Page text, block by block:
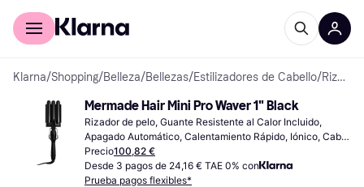
Comprar con Klarna
Klarna/Shopping/Belleza/Bellezas/Estilizadores de Cabello/ Rizadores de pelo
Mermade Hair Mini Pro Waver 1" Black
Rizador de pelo, Guante Resistente al Calor Incluido,
Apagado Automático, Calentamiento Rápido, Iónico, Cable
Giratorio, Cerámica
Precio100,82 €
Desde 3 pagos de 24,16 € TAE 0% con
Prueba pagos flexibles*